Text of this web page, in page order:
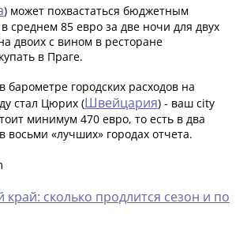
) может похвастаться бюджетным
среднем 85 евро за две ночи для двух
двоих с вином в ресторане
в Праге.
городских расходов на
стал Цюрих (Швейцария) - ваш city
минимум 470 евро, то есть в два
«лучших» городах отчета.
край: сколько продлится сезон и по